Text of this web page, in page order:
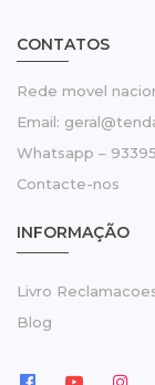
CONTATOS
Rede movel
Email:
Whatsapp –
Contacte-nos
INFORMAÇÃO
Livro
Blog